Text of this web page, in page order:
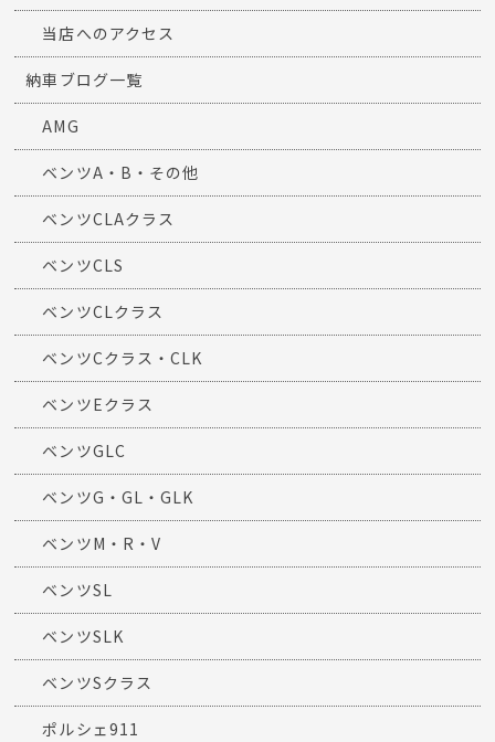
当店へのアクセス
納車ブログ一覧
AMG
ベンツA・B・その他
ベンツCLAクラス
ベンツCLS
ベンツCLクラス
ベンツCクラス・CLK
ベンツEクラス
ベンツGLC
ベンツG・GL・GLK
ベンツM・R・V
ベンツSL
ベンツSLK
ベンツSクラス
ポルシェ911